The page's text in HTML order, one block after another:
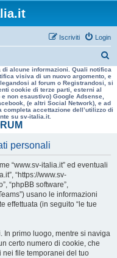
Login
Iscriviti
e
r
a
alcune informazioni. Quali notifica
visiva di un nuovo argomento, e
al forum o Registrandosi, si
cookie di terze parti, esterni al
non esaustivo) Google Adsense,
(e altri Social Network), e ad
accettazione dell’utilizzo di
su sv-italia.it.
personali
“www.sv-italia.it” ed eventuali
“https://www.sv-
“phpBB software”,
usano le informazioni
effettuata (in seguito “le tue
In primo luogo, mentre si naviga
certo numero di cookie, che
nei file temporanei del tuo